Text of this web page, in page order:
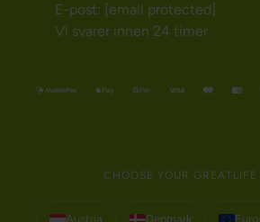
E-post: [email protected]
Vi svarer innen 24 timer
CHOOSE YOUR GREATLIFE
Austria Denmark